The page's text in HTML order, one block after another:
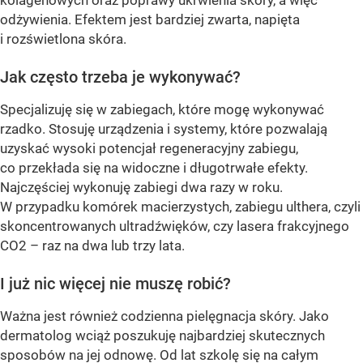
odżywienia. Efektem jest bardziej zwarta, napięta
i rozświetlona skóra.
Jak często trzeba je wykonywać?
Specjalizuję się w zabiegach, które mogę wykonywać
rzadko. Stosuję urządzenia i systemy, które pozwalają
uzyskać wysoki potencjał regeneracyjny zabiegu,
co przekłada się na widoczne i długotrwałe efekty.
Najczęściej wykonuję zabiegi dwa razy w roku.
W przypadku komórek macierzystych, zabiegu ulthera, czyli
skoncentrowanych ultradźwięków, czy lasera frakcyjnego
CO2 – raz na dwa lub trzy lata.
I już nic więcej nie muszę robić?
Ważna jest również codzienna pielęgnacja skóry. Jako
dermatolog wciąż poszukuję najbardziej skutecznych
sposobów na jej odnowę. Od lat szkolę się na całym